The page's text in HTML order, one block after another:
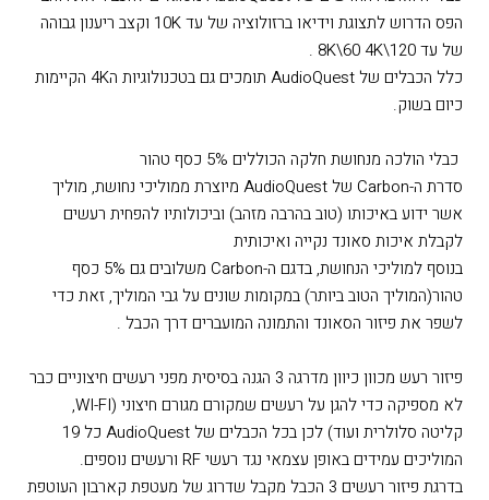
הפס הדרוש לתצוגת וידיאו ברזולוציה של עד 10K וקצב ריענון גבוהה
של עד 8K\60 4K\120 .
כלל הכבלים של AudioQuest תומכים גם בטכנולוגיות ה4K הקיימות
כיום בשוק.
כבלי הולכה מנחושת חלקה הכוללים 5% כסף טהור
סדרת ה-Carbon של AudioQuest מיוצרת ממוליכי נחושת, מוליך
אשר ידוע באיכותו (טוב בהרבה מזהב) וביכולותיו להפחית רעשים
לקבלת איכות סאונד נקייה ואיכותית
בנוסף למוליכי הנחושת, בדגם ה-Carbon משלובים גם 5% כסף
טהור(המוליך הטוב ביותר) במקומות שונים על גבי המוליך, זאת כדי
לשפר את פיזור הסאונד והתמונה המועברים דרך הכבל .
פיזור רעש מכוון כיוון מדרגה 3 הגנה בסיסית מפני רעשים חיצוניים כבר
לא מספיקה כדי להגן על רעשים שמקורם מגורם חיצוני (WI-FI,
קליטה סלולרית ועוד) לכן בכל הכבלים של AudioQuest כל 19
המוליכים עמידים באופן עצמאי נגד רעשי RF ורעשים נוספים.
בדרגת פיזור רעשים 3 הכבל מקבל שדרוג של מעטפת קארבון העוטפת